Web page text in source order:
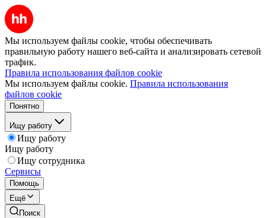
Мы используем файлы cookie, чтобы обеспечивать
правильную работу нашего веб-сайта и анализировать сетевой
трафик.
Правила использования файлов cookie
Мы используем файлы cookie. Правила использования
файлов cookie
Понятно
Ищу работу
Ищу работу
Ищу работу
Ищу сотрудника
Сервисы
Помощь
Ещё
Поиск